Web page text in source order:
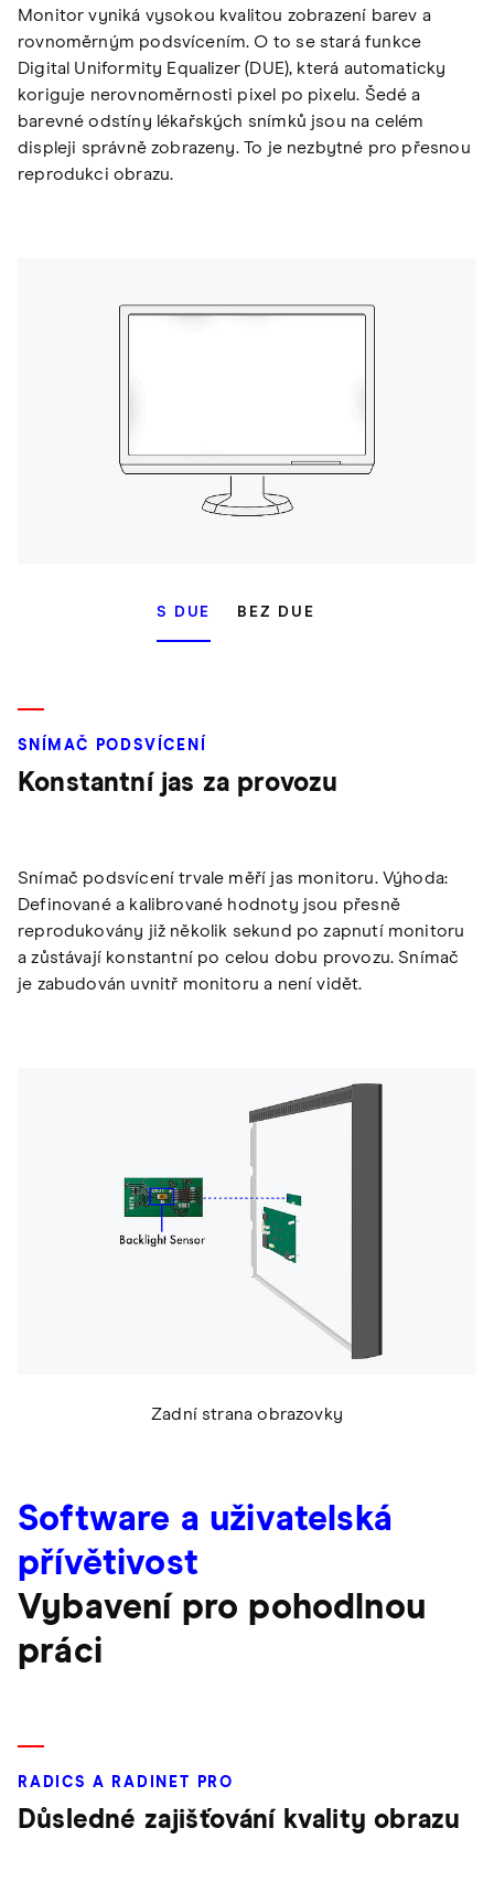
Monitor vyniká vysokou kvalitou zobrazení barev a
rovnoměrným podsvícením. O to se stará funkce
Digital Uniformity Equalizer (DUE), která automaticky
koriguje nerovnoměrnosti pixel po pixelu. Šedé a
barevné odstíny lékařských snímků jsou na celém
displeji správně zobrazeny. To je nezbytné pro přesnou
reprodukci obrazu.
S DUE BEZ DUE
SNÍMAČ PODSVÍCENÍ
Konstantní jas za provozu
Snímač podsvícení trvale měří jas monitoru. Výhoda:
Definované a kalibrované hodnoty jsou přesně
reprodukovány již několik sekund po zapnutí monitoru
a zůstávají konstantní po celou dobu provozu. Snímač
je zabudován uvnitř monitoru a není vidět.
Zadní strana obrazovky
Software a uživatelská
přívětivost
Vybavení pro pohodlnou
práci
RADICS A RADINET PRO
Důsledné zajišťování kvality obrazu